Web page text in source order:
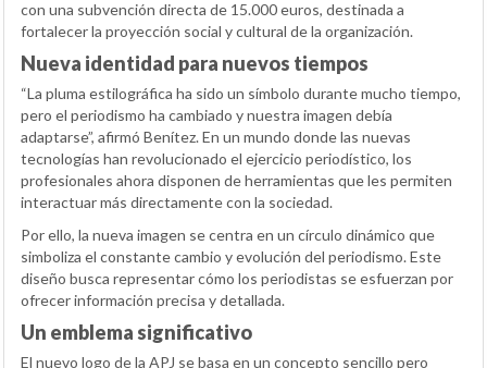
con una subvención directa de 15.000 euros, destinada a
fortalecer la proyección social y cultural de la organización.
Nueva identidad para nuevos tiempos
“La pluma estilográfica ha sido un símbolo durante mucho tiempo,
pero el periodismo ha cambiado y nuestra imagen debía
adaptarse”, afirmó Benítez. En un mundo donde las nuevas
tecnologías han revolucionado el ejercicio periodístico, los
profesionales ahora disponen de herramientas que les permiten
interactuar más directamente con la sociedad.
Por ello, la nueva imagen se centra en un círculo dinámico que
simboliza el constante cambio y evolución del periodismo. Este
diseño busca representar cómo los periodistas se esfuerzan por
ofrecer información precisa y detallada.
Un emblema significativo
El nuevo logo de la APJ se basa en un concepto sencillo pero